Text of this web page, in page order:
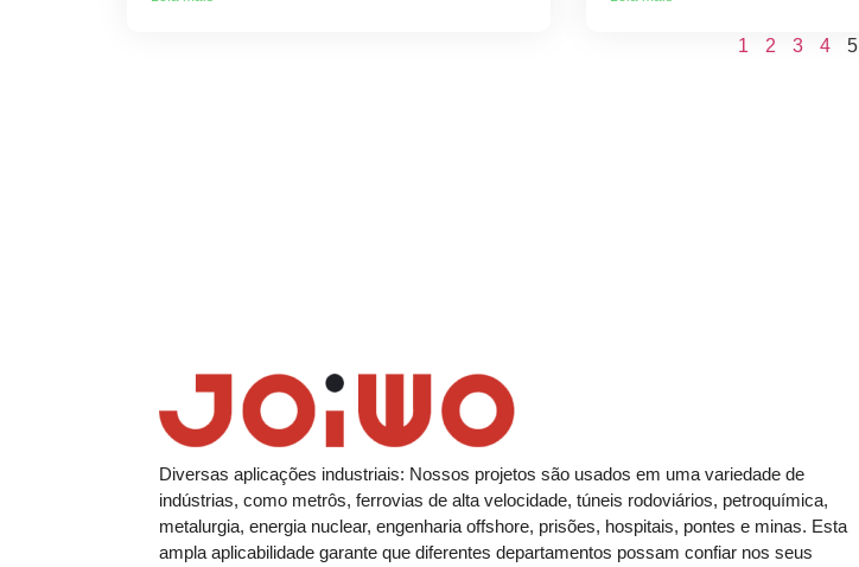
1 2 3 4 5
Diversas aplicações industriais: Nossos projetos são usados ​​em uma variedade de
indústrias, como metrôs, ferrovias de alta velocidade, túneis rodoviários, petroquímica,
metalurgia, energia nuclear, engenharia offshore, prisões, hospitais, pontes e minas. Esta
ampla aplicabilidade garante que diferentes departamentos possam confiar nos seus